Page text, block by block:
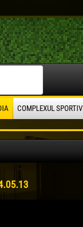
COMPLEXUL SPORTIV